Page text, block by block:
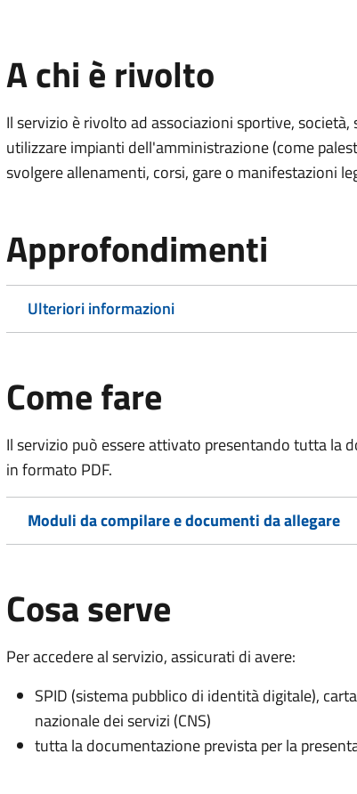
A chi è rivolto
Il servizio è rivolto ad associazioni sportive,
utilizzare impianti dell'amministrazione (come
svolgere allenamenti, corsi, gare o manifestazioni
Approfondimenti
Ulteriori informazioni
Come fare
Il servizio può essere attivato presentando tutta la
in formato PDF.
Moduli da compilare e documenti da allegare
Cosa serve
Per accedere al servizio, assicurati di avere:
SPID (sistema pubblico di identità digitale),
nazionale dei servizi (CNS)
tutta la documentazione prevista per la